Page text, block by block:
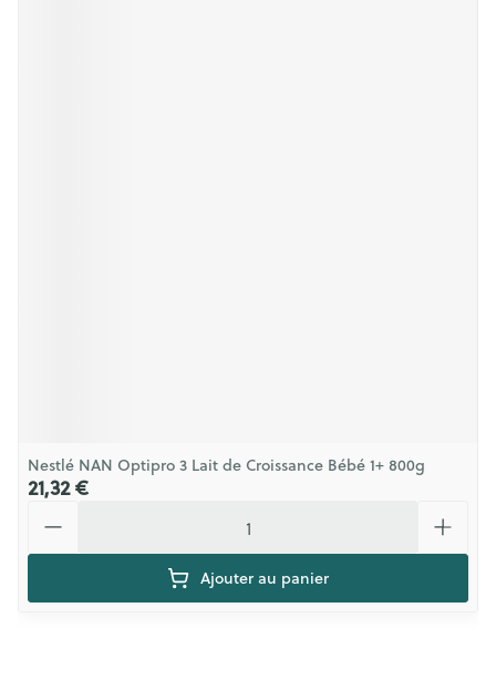
Nestlé NAN Optipro 3 Lait de Croissance Bébé 1+ 800g
21,32 €
Ajouter au panier